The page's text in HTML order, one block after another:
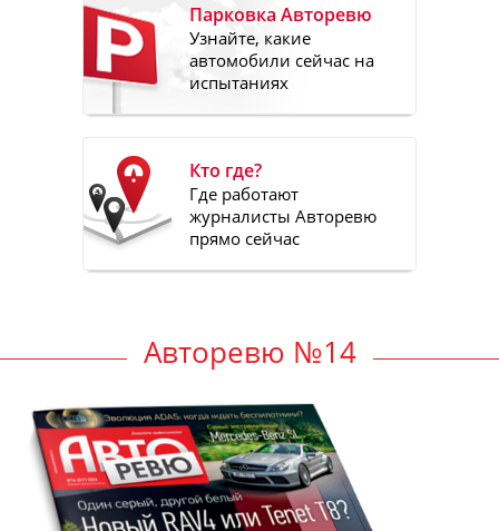
Парковка Авторевю
Узнайте, какие
автомобили сейчас на
испытаниях
Кто где?
Где работают
журналисты Авторевю
прямо сейчас
Авторевю №14